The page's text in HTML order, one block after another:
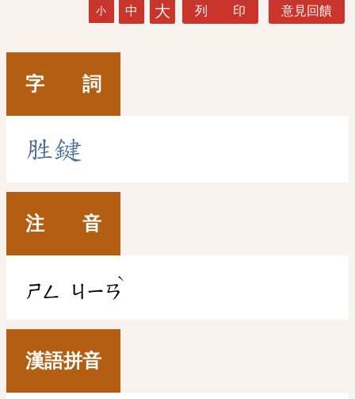
小 中 大 列 印 意見回饋
字 詞
胜鍵
注 音
ㄕㄥ ㄐㄧㄢ
ˋ
漢語拼音